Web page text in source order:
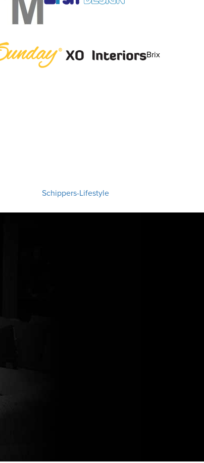
Brix
Schippers-Lifestyle